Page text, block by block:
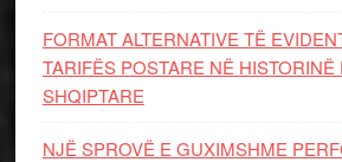
FORMAT ALTERNATIVE TË
TARIFËS POSTARE NË HISTORINË
SHQIPTARE
NJË SPROVË E GUXIMSHME